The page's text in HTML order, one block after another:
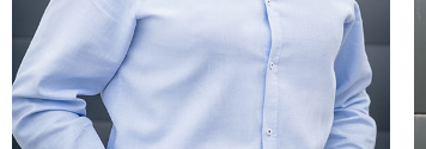
enfocado en sus actividades diarias.
Considera que lo más valioso es el
tiempo.